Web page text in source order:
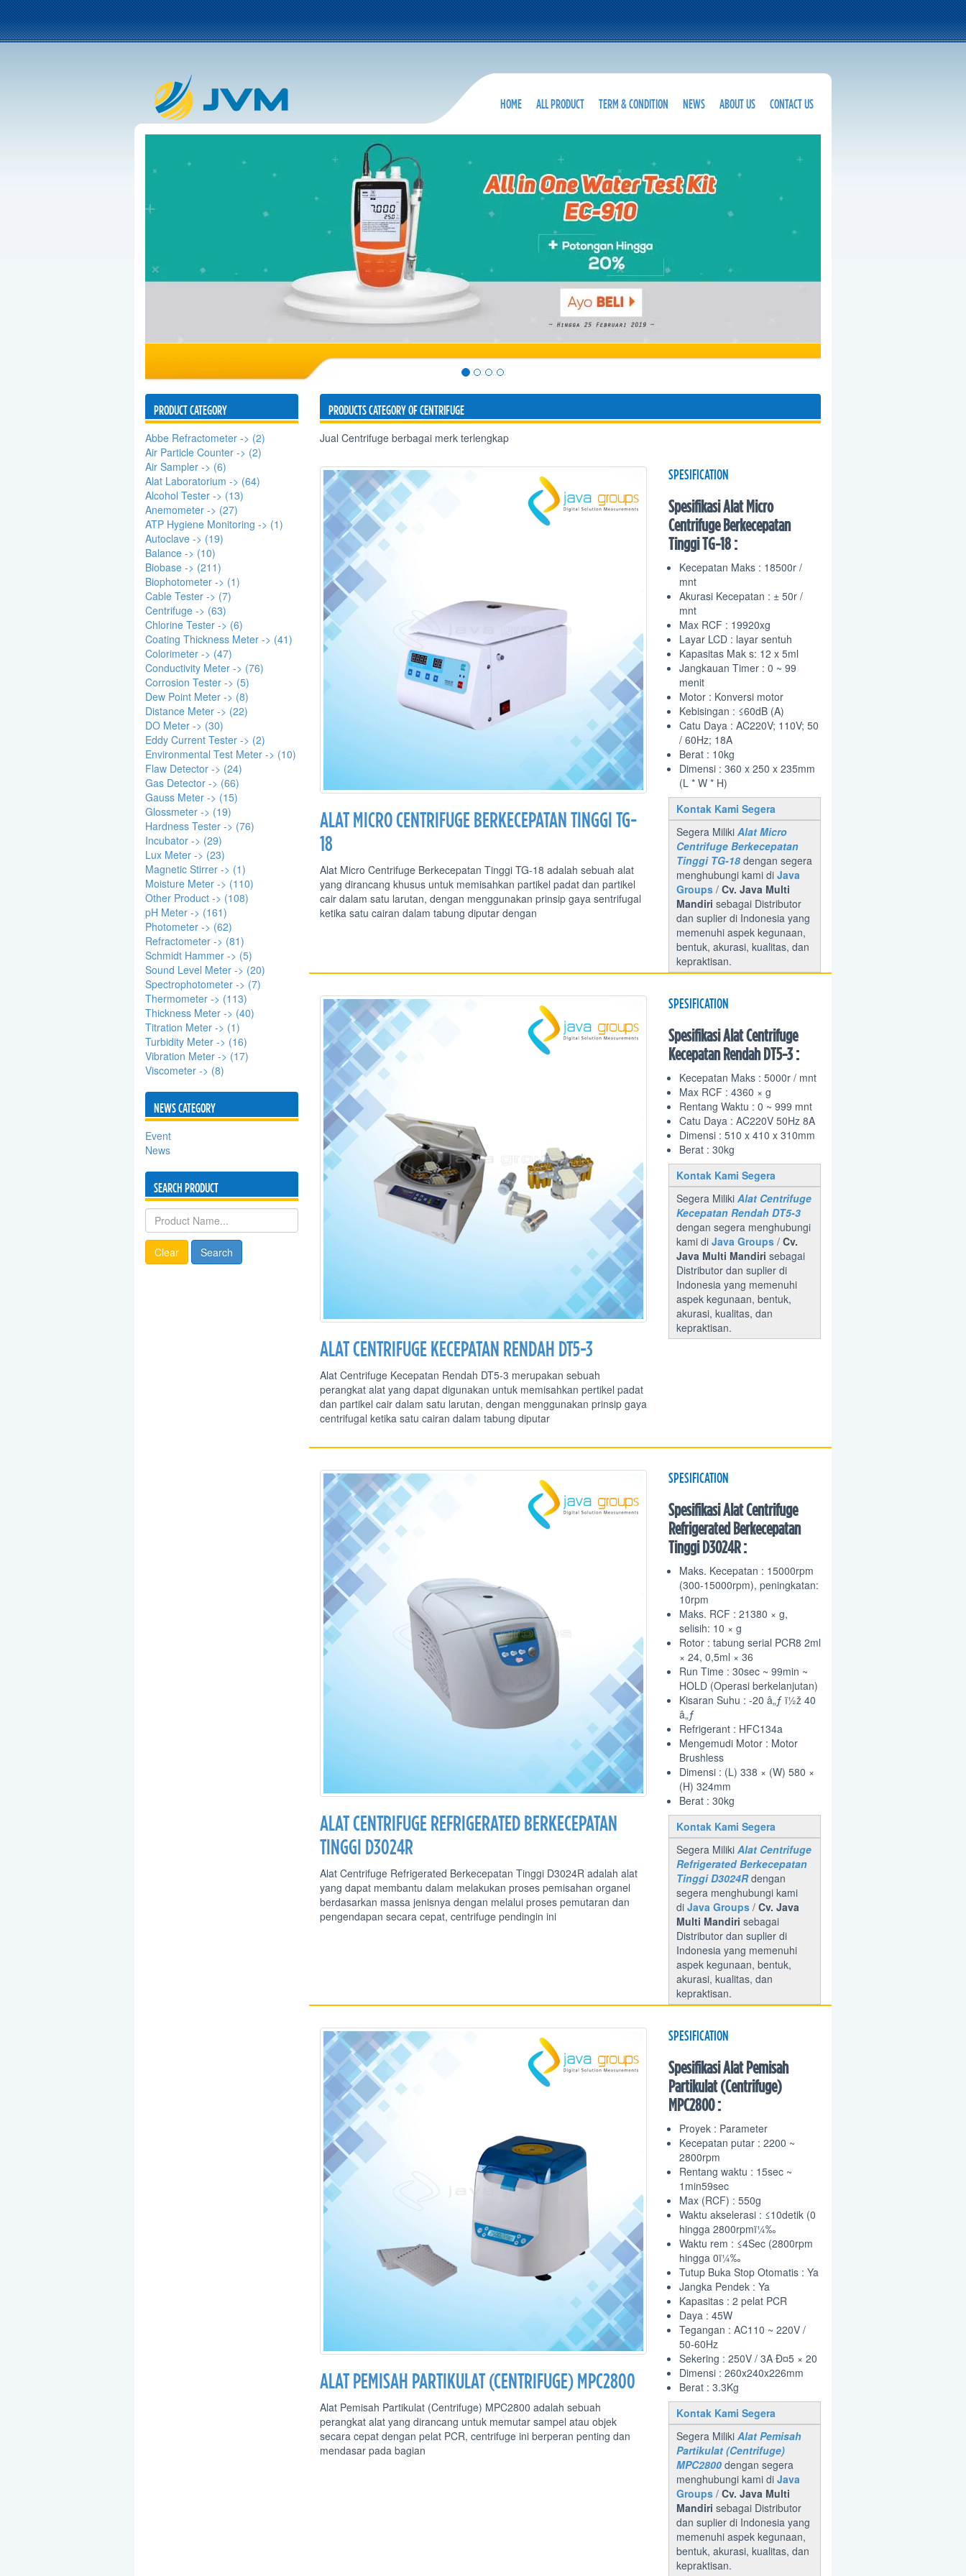
HOME ALL PRODUCT TERM & CONDITION NEWS ABOUT US CONTACT US
PRODUCT CATEGORY
Abbe Refractometer -> (2)
Air Particle Counter -> (2)
Air Sampler -> (6)
Alat Laboratorium -> (64)
Alcohol Tester -> (13)
Anemometer -> (27)
ATP Hygiene Monitoring -> (1)
Autoclave -> (19)
Balance -> (10)
Biobase -> (211)
Biophotometer -> (1)
Cable Tester -> (7)
Centrifuge -> (63)
Chlorine Tester -> (6)
Coating Thickness Meter -> (41)
Colorimeter -> (47)
Conductivity Meter -> (76)
Corrosion Tester -> (5)
Dew Point Meter -> (8)
Distance Meter -> (22)
DO Meter -> (30)
Eddy Current Tester -> (2)
Environmental Test Meter -> (10)
Flaw Detector -> (24)
Gas Detector -> (66)
Gauss Meter -> (15)
Glossmeter -> (19)
Hardness Tester -> (76)
Incubator -> (29)
Lux Meter -> (23)
Magnetic Stirrer -> (1)
Moisture Meter -> (110)
Other Product -> (108)
pH Meter -> (161)
Photometer -> (62)
Refractometer -> (81)
Schmidt Hammer -> (5)
Sound Level Meter -> (20)
Spectrophotometer -> (7)
Thermometer -> (113)
Thickness Meter -> (40)
Titration Meter -> (1)
Turbidity Meter -> (16)
Vibration Meter -> (17)
Viscometer -> (8)
NEWS CATEGORY
Event
News
SEARCH PRODUCT
Clear Search
PRODUCTS CATEGORY OF CENTRIFUGE
Jual Centrifuge berbagai merk terlengkap
ALAT MICRO CENTRIFUGE BERKECEPATAN TINGGI TG-
18
Alat Micro Centrifuge Berkecepatan Tinggi TG-18 adalah sebuah alat
yang dirancang khusus untuk memisahkan partikel padat dan partikel
cair dalam satu larutan, dengan menggunakan prinsip gaya sentrifugal
ketika satu cairan dalam tabung diputar dengan
SPESIFICATION
Spesifikasi Alat Micro
Centrifuge Berkecepatan
Tinggi TG-18 :
Kecepatan Maks : 18500r /
mnt
Akurasi Kecepatan : ± 50r /
mnt
Max RCF : 19920xg
Layar LCD : layar sentuh
Kapasitas Mak s: 12 x 5ml
Jangkauan Timer : 0 ~ 99
menit
Motor : Konversi motor
Kebisingan : ≤60dB (A)
Catu Daya : AC220V; 110V; 50
/ 60Hz; 18A
Berat : 10kg
Dimensi : 360 x 250 x 235mm
(L * W * H)
Kontak Kami Segera
Segera Miliki Alat Micro
Centrifuge Berkecepatan
Tinggi TG-18dengan segera
menghubungi kami di Java
Groups/ Cv. Java Multi
Mandiri sebagai Distributor
dan suplier di Indonesia yang
memenuhi aspek kegunaan,
bentuk, akurasi, kualitas, dan
kepraktisan.
ALAT CENTRIFUGE KECEPATAN RENDAH DT5-3
Alat Centrifuge Kecepatan Rendah DT5-3 merupakan sebuah
perangkat alat yang dapat digunakan untuk memisahkan pertikel padat
dan partikel cair dalam satu larutan, dengan menggunakan prinsip gaya
centrifugal ketika satu cairan dalam tabung diputar
SPESIFICATION
Spesifikasi Alat Centrifuge
Kecepatan Rendah DT5-3 :
Kecepatan Maks : 5000r / mnt
Max RCF : 4360 × g
Rentang Waktu : 0 ~ 999 mnt
Catu Daya : AC220V 50Hz 8A
Dimensi : 510 x 410 x 310mm
Berat : 30kg
Kontak Kami Segera
Segera Miliki Alat Centrifuge
Kecepatan Rendah DT5-3
dengan segera menghubungi
kami di Java Groups/ Cv.
Java Multi Mandiri sebagai
Distributor dan suplier di
Indonesia yang memenuhi
aspek kegunaan, bentuk,
akurasi, kualitas, dan
kepraktisan.
ALAT CENTRIFUGE REFRIGERATED BERKECEPATAN
TINGGI D3024R
Alat Centrifuge Refrigerated Berkecepatan Tinggi D3024R adalah alat
yang dapat membantu dalam melakukan proses pemisahan organel
berdasarkan massa jenisnya dengan melalui proses pemutaran dan
pengendapan secara cepat, centrifuge pendingin ini
SPESIFICATION
Spesifikasi Alat Centrifuge
Refrigerated Berkecepatan
Tinggi D3024R :
Maks. Kecepatan : 15000rpm
(300-15000rpm), peningkatan:
10rpm
Maks. RCF : 21380 × g,
selisih: 10 × g
Rotor : tabung serial PCR8 2ml
× 24, 0,5ml × 36
Run Time : 30sec ~ 99min ~
HOLD (Operasi berkelanjutan)
Kisaran Suhu : -20 â„ƒ ï½ž 40
â„ƒ
Refrigerant : HFC134a
Mengemudi Motor : Motor
Brushless
Dimensi : (L) 338 × (W) 580 ×
(H) 324mm
Berat : 30kg
Kontak Kami Segera
Segera Miliki Alat Centrifuge
Refrigerated Berkecepatan
Tinggi D3024Rdengan
segera menghubungi kami
di Java Groups/ Cv. Java
Multi Mandiri sebagai
Distributor dan suplier di
Indonesia yang memenuhi
aspek kegunaan, bentuk,
akurasi, kualitas, dan
kepraktisan.
ALAT PEMISAH PARTIKULAT (CENTRIFUGE) MPC2800
Alat Pemisah Partikulat (Centrifuge) MPC2800 adalah sebuah
perangkat alat yang dirancang untuk memutar sampel atau objek
secara cepat dengan pelat PCR, centrifuge ini berperan penting dan
mendasar pada bagian
SPESIFICATION
Spesifikasi Alat Pemisah
Partikulat (Centrifuge)
MPC2800 :
Proyek : Parameter
Kecepatan putar : 2200 ~
2800rpm
Rentang waktu : 15sec ~
1min59sec
Max (RCF) : 550g
Waktu akselerasi : ≤10detik (0
hingga 2800rpmï¼‰
Waktu rem : ≤4Sec (2800rpm
hingga 0ï¼‰
Tutup Buka Stop Otomatis : Ya
Jangka Pendek : Ya
Kapasitas : 2 pelat PCR
Daya : 45W
Tegangan : AC110 ~ 220V /
50-60Hz
Sekering : 250V / 3A Ð¤5 × 20
Dimensi : 260x240x226mm
Berat : 3.3Kg
Kontak Kami Segera
Segera Miliki Alat Pemisah
Partikulat (Centrifuge)
MPC2800dengan segera
menghubungi kami di Java
Groups/ Cv. Java Multi
Mandiri sebagai Distributor
dan suplier di Indonesia yang
memenuhi aspek kegunaan,
bentuk, akurasi, kualitas, dan
kepraktisan.